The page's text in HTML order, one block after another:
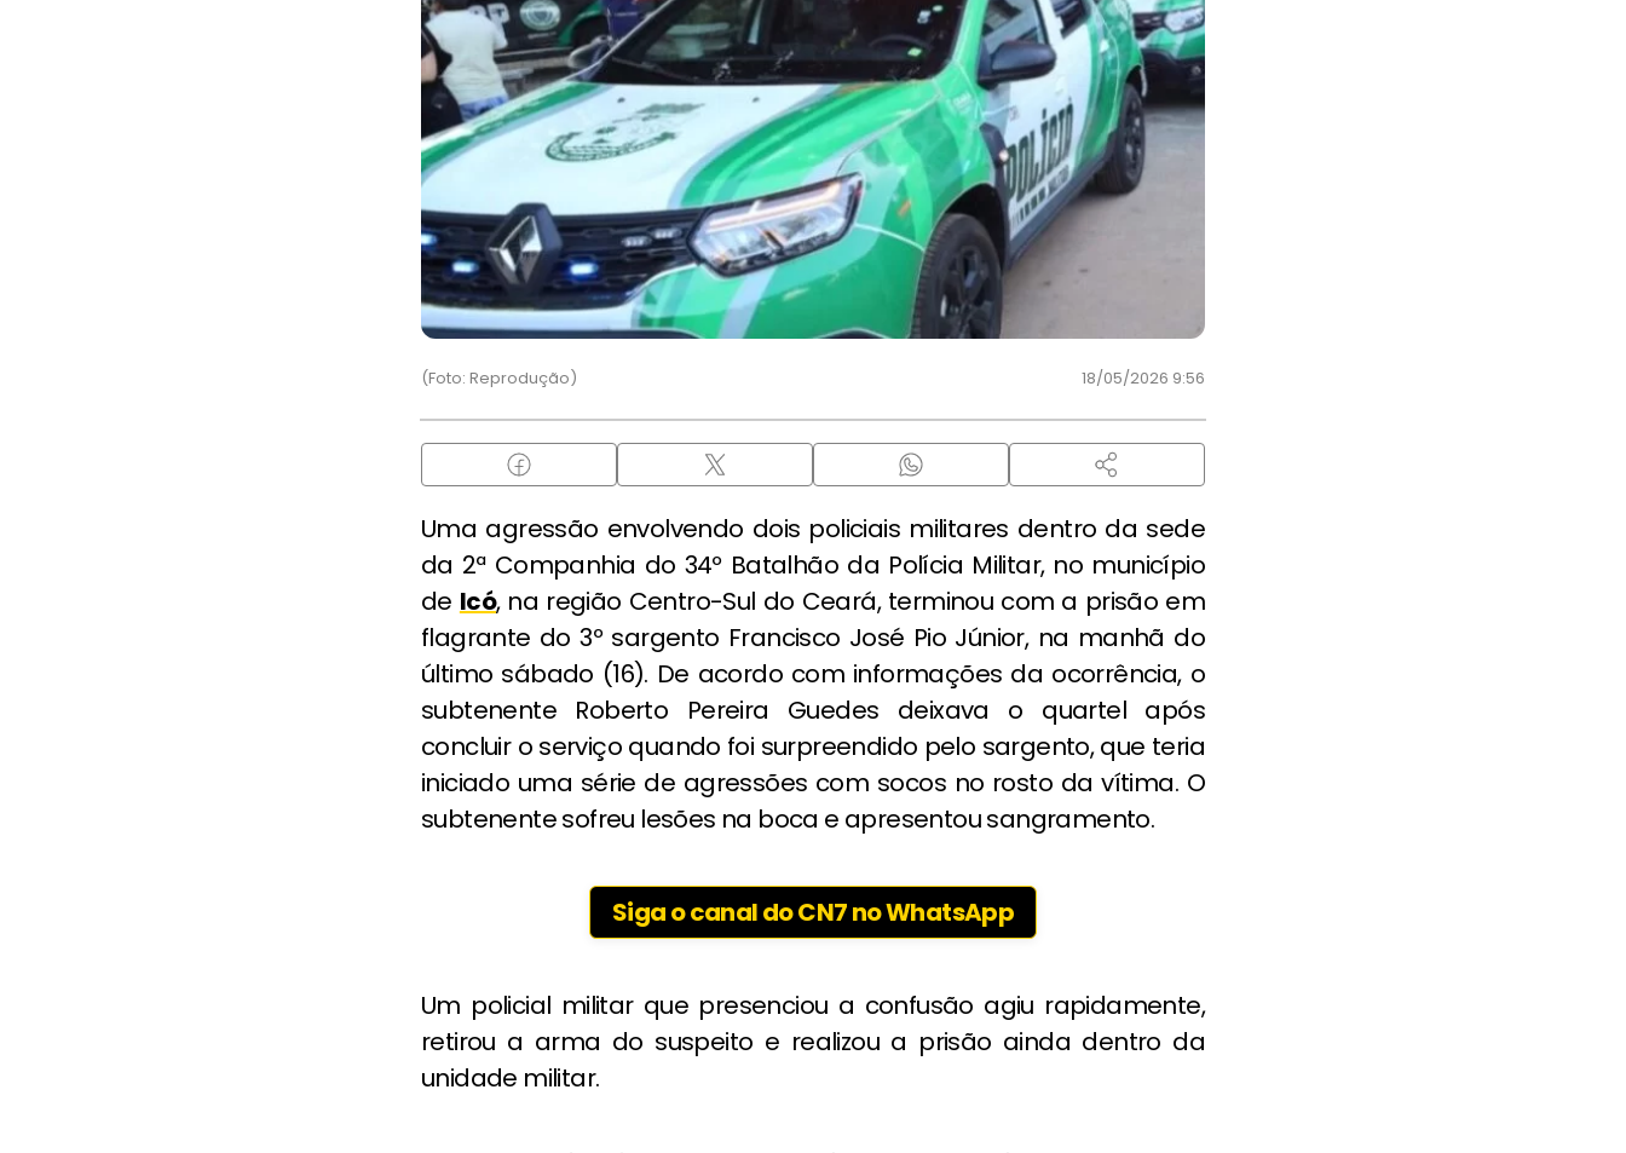
(Foto: Reprodução) 18/05/2026 9:56
Uma agressão envolvendo dois policiais militares dentro da sede
da 2ª Companhia do 34º Batalhão da Polícia Militar, no município
de Icó, na região Centro-Sul do Ceará, terminou com a prisão em
flagrante do 3º sargento Francisco José Pio Júnior, na manhã do
último sábado (16). De acordo com informações da ocorrência, o
subtenente Roberto Pereira Guedes deixava o quartel após
concluir o serviço quando foi surpreendido pelo sargento, que teria
iniciado uma série de agressões com socos no rosto da vítima. O
subtenente sofreu lesões na boca e apresentou sangramento.
Siga o canal do CN7 no WhatsApp
Um policial militar que presenciou a confusão agiu rapidamente,
retirou a arma do suspeito e realizou a prisão ainda dentro da
unidade militar.